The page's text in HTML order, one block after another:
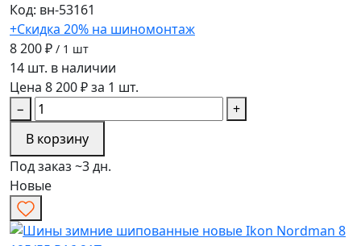
Код: вн-53161
+Скидка 20% на шиномонтаж
8 200 ₽ / 1 шт
14 шт. в наличии
Цена 8 200 ₽ за 1 шт.
−
+
В корзину
Под заказ ~3 дн.
Новые